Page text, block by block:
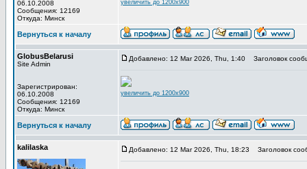
06.10.2008
Сообщения: 12169
Откуда: Минск
увеличить до 1200x900
Вернуться к началу
GlobusBelarusi
Site Admin
Зарегистрирован:
06.10.2008
Сообщения: 12169
Откуда: Минск
Добавлено: 12 Mar 2026, Thu, 1:40 Заголовок
увеличить до 1200x900
Вернуться к началу
kalilaska Добавлено: 12 Mar 2026, Thu, 18:23 Заголовок